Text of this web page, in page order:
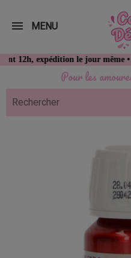
Pour les
expédition le jour même • Frais
MENU